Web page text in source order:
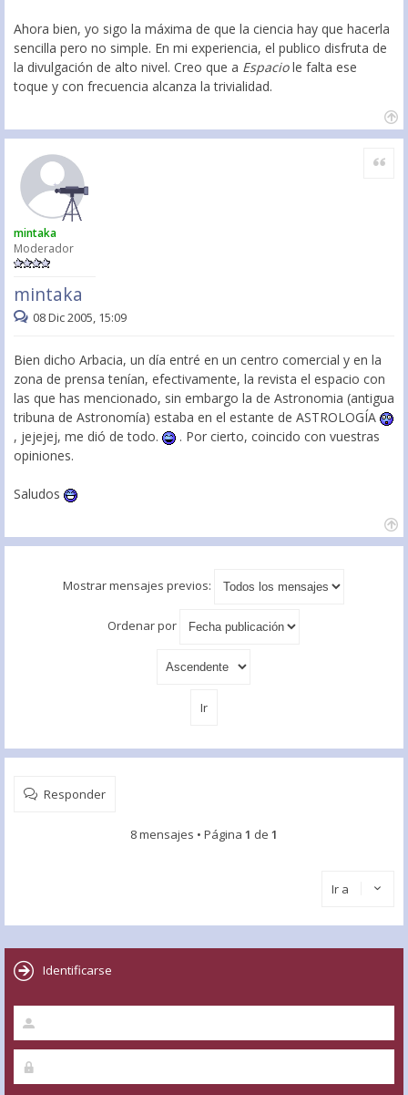
Ahora bien, yo sigo la máxima de que la ciencia hay que hacerla
sencilla pero no simple. En mi experiencia, el publico disfruta de
la divulgación de alto nivel. Creo que a Espaciole falta ese
toque y con frecuencia alcanza la trivialidad.
mintaka
Moderador
mintaka
Citar
08 Dic 2005, 15:09
Bien dicho Arbacia, un día entré en un centro comercial y en la
zona de prensa tenían, efectivamente, la revista el espacio con
las que has mencionado, sin embargo la de Astronomia (antigua
tribuna de Astronomía) estaba en el estante de ASTROLOGÍA
, jejejej, me dió de todo.
. Por cierto, coincido con vuestras
opiniones.
Saludos
Mostrar mensajes previos:
Ordenar por
Responder
8 mensajes • Página 1 de 1
Ir a
Identificarse